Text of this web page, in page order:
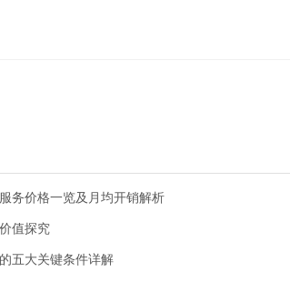
务价格一览及月均开销解析
值探究
五大关键条件详解